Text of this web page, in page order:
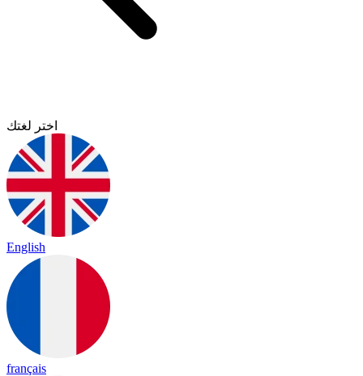
اختر لغتك
English
français